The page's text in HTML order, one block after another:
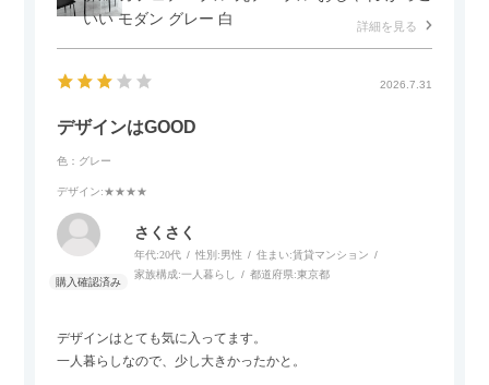
いい モダン グレー 白
詳細を見る
2026.7.31
デザインはGOOD
色：グレー
デザイン:★★★★
さくさく
年代:20代 性別:男性 住まい:賃貸マンション
家族構成:一人暮らし 都道府県:東京都
デザインはとても気に入ってます。
一人暮らしなので、少し大きかったかと。